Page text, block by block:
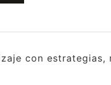
con